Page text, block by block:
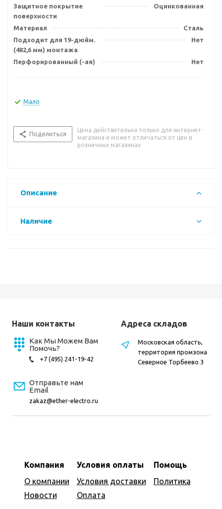
Защитное покрытие
поверхности
Оцинкованная
Материал
Сталь
Подходит для 19-дюйм.
(482,6 мм) монтажа
Нет
Перфорированный (-ая) Нет
Мало
Поделиться
Цена действительна только для интернет-
магазина и может отличаться от цен в
розничных магазинах
Описание
Наличие
Наши контакты
Как Мы Можем Вам
Помочь?
+7 (495) 241-19-42
Отправьте нам
Email
zakaz@ether-electro.ru
Компания
О компании
Новости
Условия оплаты
Условия доставки
Оплата
Помощь
Политика
Адреса складов
Московская область,
территория промзона
Северное Торбеево 3